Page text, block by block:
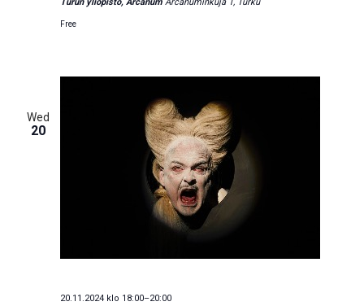
Free
Wed
20
20.11.2024 klo 18:00–20:00